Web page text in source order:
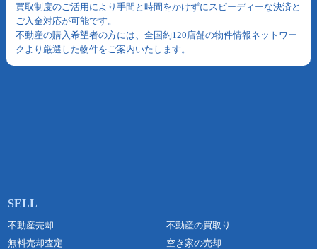
買取制度のご活用により手間と時間をかけずにスピーディーな決済と
ご入金対応が可能です。
不動産の購入希望者の方には、全国約120店舗の物件情報ネットワー
クより厳選した物件をご案内いたします。
不動産売却
無料売却査定
不動産の買取り
空き家の売却